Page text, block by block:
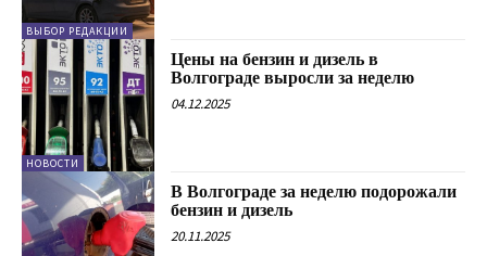
ВЫБОР РЕДАКЦИИ
НОВОСТИ
Цены на бензин и дизель в
Волгограде выросли за неделю
04.12.2025
В Волгограде за неделю подорожали
бензин и дизель
20.11.2025